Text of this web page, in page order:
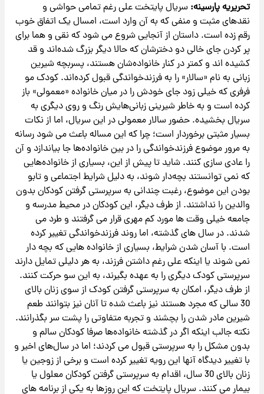
تحریریه پارسینه: سریال پایتخت علی رغم تمامی حواشی و
نقدهای مثبت و منفی که به آن وارد است، امسال یک اتفاق خوب
رقم زده است. داستان از آنجایی شروع می شود که نقی و هما برای
پر کردن جای خالی دو دخترشان که حالا دیگر بزرگ شده‌اند و قد
کشیده اند و کمتر در کنار خانواده‌شان هستند، پسربچه‌ شیرین
زبانی به نام «سالار» را به فرزندخواندگی قبول کرده‌اند. کودک مو
فرفری که خیلی زود جای خودش را در میان خانواده «معمولی» باز
کرده است و به خاطر شیرینی زبانی‌هایش رنگ و روی دیگری به
سریال بخشیده. حضور سالار معمولی در این سریال، اما از نکات
بسیار مثبتی برخوردار است؛ چرا که این مساله باعث می شود رسانه
به مرور موضوع فرزندخواندگی را در بین خانواده‌ها جا بیاندازد و آن
را عادی سازی کنند. شاید تا پیش از این، بسیاری از خانواده‌هایی
که نمی توانستند بچه‌دار شوند، به دلیل شرایط اجتماعی و تابو
بودن این موضوع، رغبت چندانی به سرپرستی گرفتن کودکان بدون
والدین را نداشتند. از طرف دیگر، این کودکان در محیط مدرسه و
جامعه خیلی وقت ها مورد کم مهری قرار می گرفتند و طرد می
شدند. در سال های گذشته، اما روند فرزندخواندگی تغییر کرده
است. با آسان شدن شرایط، بسیاری از خانواده هایی که بچه دار
نمی شوند یا اینکه علی رغم داشتن فرزند، به هر دلیلی تمایل دارند
سرپرستی کودک دیگری را به عهده بگیرند، به این سو حرکت کنند.
از طرف دیگر، امکان به سرپرستی گرفتن کودک از سوی زنان بالای
30 سالی که مجرد هستند نیز باعث شده تا آنان نیز بتوانند طعم
شیرین مادر شدن را بچشند و تجربه متفاوتی را پشت سر بگذرانند.
نکته جالب اینکه اگر در گذشته خانواده‌ها صرفا کودکان سالم و
بدون مشکل را به سرپرستی قبول می کردند؛ اما در سال‌های اخیر و
با تغییر دیدگاه آنها این رویه تغییر کرده است و برخی از زوجین یا
زنان بالای 30 سال، اقدام به سرپرستی گرفتن کودکان معلول یا
بیمار می کنند. سریال پایتخت که این روزها به یکی از برنامه های